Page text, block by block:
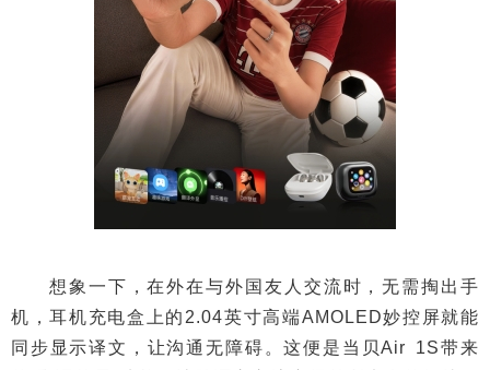
想象一下，在外在与外国友人交流时，无需掏出手
机，耳机充电盒上的2.04英寸高端AMOLED妙控屏就能
同步显示译文，让沟通无障碍。这便是当贝Air 1S带来